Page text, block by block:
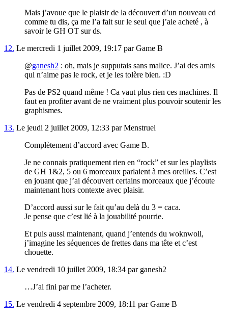
Mais j’avoue que le plaisir de la découvert d’un nouveau cd
comme tu dis, ça me l’a fait sur le seul que j’aie acheté , à
savoir le GH OT sur ds.
12. Le mercredi 1 juillet 2009, 19:17 par Game B
@ganesh2 : oh, mais je supputais sans malice. J’ai des amis
qui n’aime pas le rock, et je les tolère bien. :D
Pas de PS2 quand même ! Ca vaut plus rien ces machines. Il
faut en profiter avant de ne vraiment plus pouvoir soutenir les
graphismes.
13. Le jeudi 2 juillet 2009, 12:33 par Menstruel
Complètement d’accord avec Game B.
Je ne connais pratiquement rien en “rock” et sur les playlists
de GH 1&2, 5 ou 6 morceaux parlaient à mes oreilles. C’est
en jouant que j’ai découvert certains morceaux que j’écoute
maintenant hors contexte avec plaisir.
D’accord aussi sur le fait qu’au delà du 3 = caca.
Je pense que c’est lié à la jouabilité pourrie.
Et puis aussi maintenant, quand j’entends du woknwoll,
j’imagine les séquences de frettes dans ma tête et c’est
chouette.
14. Le vendredi 10 juillet 2009, 18:34 par ganesh2
…J’ai fini par me l’acheter.
15. Le vendredi 4 septembre 2009, 18:11 par Game B